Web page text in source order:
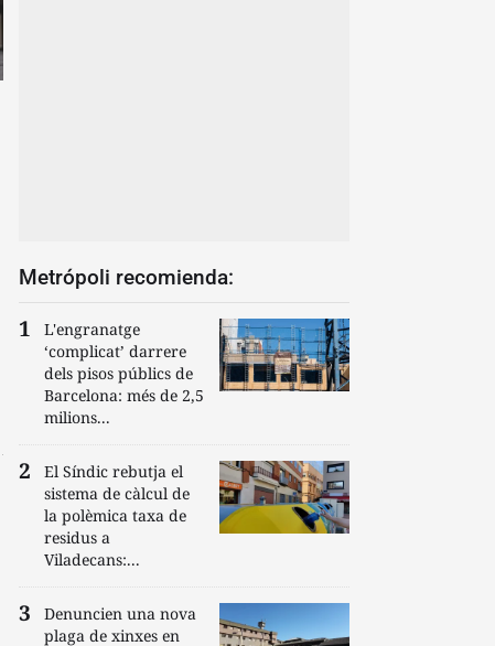
Metrópoli recomienda:
L'engranatge
‘complicat’ darrere
dels pisos públics de
Barcelona: més de 2,5
milions...
El Síndic rebutja el
sistema de càlcul de
la polèmica taxa de
residus a
Viladecans:...
Denuncien una nova
plaga de xinxes en